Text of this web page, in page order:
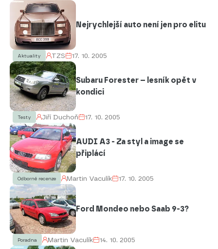
Nejrychlejší auto není jen pro elitu
Aktuality TZS 17. 10. 2005
Subaru Forester – lesník opět v
kondici
Testy Jiří Duchoň 17. 10. 2005
AUDI A3 - Za styl a image se
připlácí
Odborné recenze Martin Vaculík 17. 10. 2005
Ford Mondeo nebo Saab 9-3?
Poradna Martin Vaculík 14. 10. 2005